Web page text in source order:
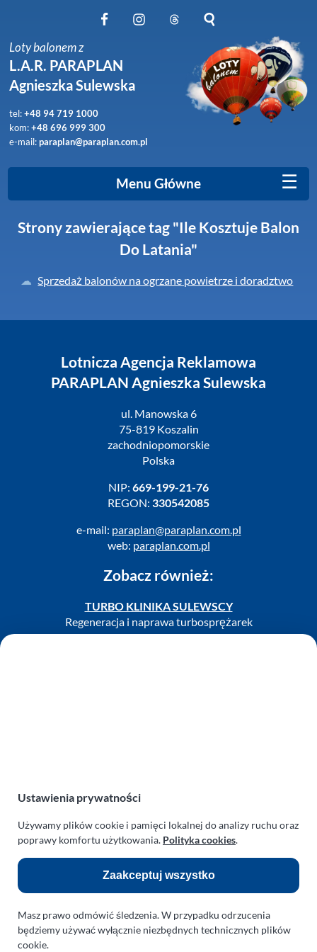
Obserwuj nas na Instagram
Obserwuj nas na Threads
Szukaj na stronie
Loty balonem z
L.A.R. PARAPLAN
Agnieszka Sulewska
tel:+48 94 719 1000
kom:+48 696 999 300
e-mail:paraplan@paraplan.com.pl
Menu Główne ☰
Strony zawierające tag "Ile Kosztuje Balon
Do Latania"
Sprzedaż balonów na ogrzane powietrze i doradztwo
Lotnicza Agencja Reklamowa
PARAPLAN Agnieszka Sulewska
ul. Manowska 6
75-819 Koszalin
zachodniopomorskie
Polska
NIP: 669-199-21-76
REGON: 330542085
e-mail: paraplan@paraplan.com.pl
web: paraplan.com.pl
Zobacz również:
TURBO KLINIKA SULEWSCY
Regeneracja i naprawa turbosprężarek
Odnośniki:
Flight Operations Consulting
Motopark Koszalin
Rodzina Wolarków
Ustawienia prywatności
Używamy plików cookie i pamięci lokalnej do analizy ruchu oraz
poprawy komfortu użytkowania. Polityka cookies.
Zaakceptuj wszystko
Masz prawo odmówić śledzenia. W przypadku odrzucenia
będziemy używać wyłącznie niezbędnych technicznych plików
cookie.